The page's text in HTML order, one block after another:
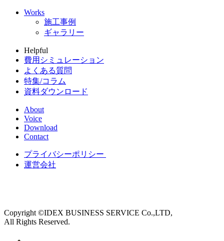
Works
施工事例
ギャラリー
Helpful
費用シミュレーション
よくある質問
特集/コラム
資料ダウンロード
About
Voice
Download
Contact
プライバシーポリシー
運営会社
Copyright ©IDEX BUSINESS SERVICE Co.,LTD,
All Rights Reserved.